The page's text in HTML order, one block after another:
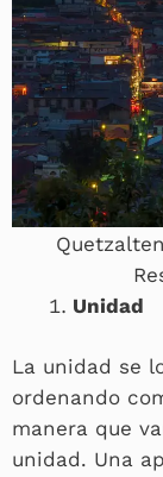
Unidad
La unidad se
ordenando
manera que
unidad. Una